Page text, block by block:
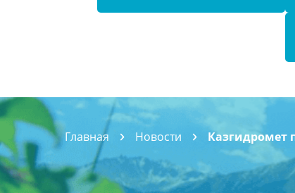
Главная Новости Казгидромет